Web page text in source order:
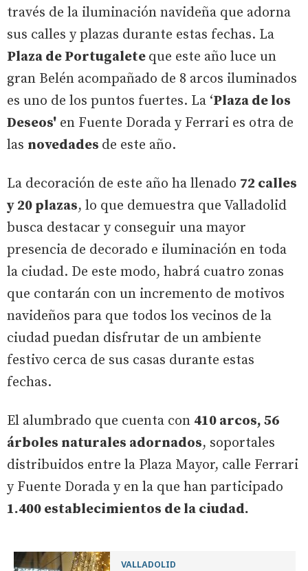
través de la iluminación navideña que adorna
sus calles y plazas durante estas fechas. La
Plaza de Portugalete que este año luce un
gran Belén acompañado de 8 arcos iluminados
es uno de los puntos fuertes. La ‘Plaza de los
Deseos' en Fuente Dorada y Ferrari es otra de
las novedades de este año.
La decoración de este año ha llenado 72 calles
y 20 plazas, lo que demuestra que Valladolid
busca destacar y conseguir una mayor
presencia de decorado e iluminación en toda
la ciudad. De este modo, habrá cuatro zonas
que contarán con un incremento de motivos
navideños para que todos los vecinos de la
ciudad puedan disfrutar de un ambiente
festivo cerca de sus casas durante estas
fechas.
El alumbrado que cuenta con 410 arcos, 56
árboles naturales adornados, soportales
distribuidos entre la Plaza Mayor, calle Ferrari
y Fuente Dorada y en la que han participado
1.400 establecimientos de la ciudad.
VALLADOLID